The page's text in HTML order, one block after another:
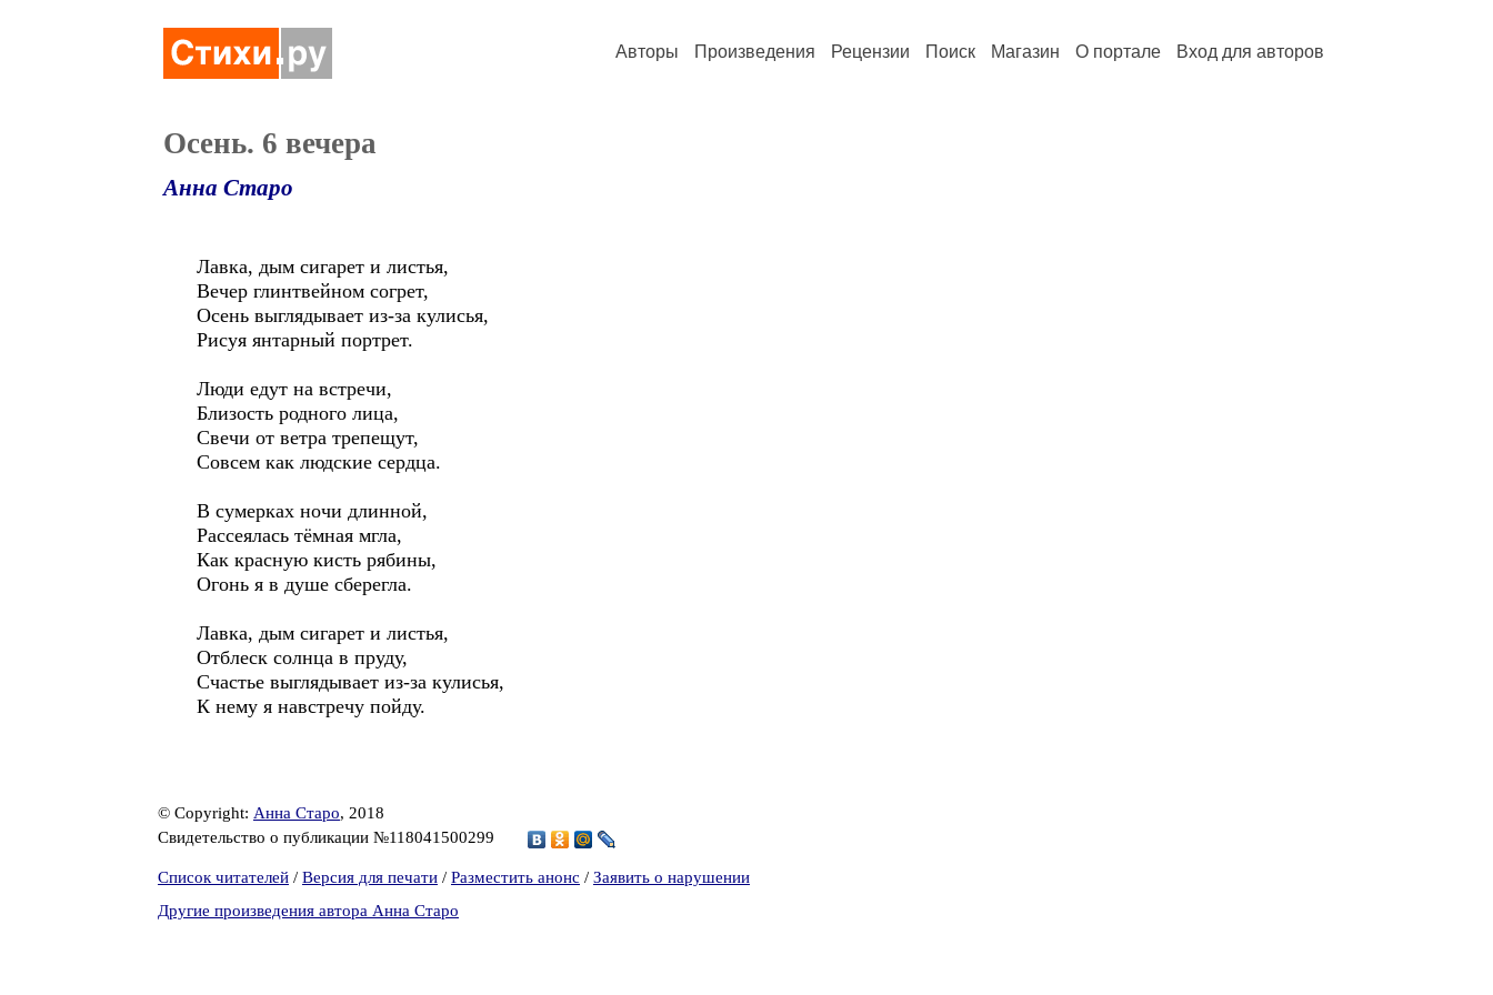
Авторы Произведения Рецензии Поиск Магазин О портале Вход для авторов
Осень. 6 вечера
Анна Старо
Лавка, дым сигарет и листья,
Вечер глинтвейном согрет,
Осень выглядывает из-за кулисья,
Рисуя янтарный портрет.
Люди едут на встречи,
Близость родного лица,
Свечи от ветра трепещут,
Совсем как людские сердца.
В сумерках ночи длинной,
Рассеялась тёмная мгла,
Как красную кисть рябины,
Огонь я в душе сберегла.
Лавка, дым сигарет и листья,
Отблеск солнца в пруду,
Счастье выглядывает из-за кулисья,
К нему я навстречу пойду.
© Copyright: Анна Старо, 2018
Свидетельство о публикации №118041500299
Список читателей / Версия для печати / Разместить анонс / Заявить о нарушении
Другие произведения автора Анна Старо